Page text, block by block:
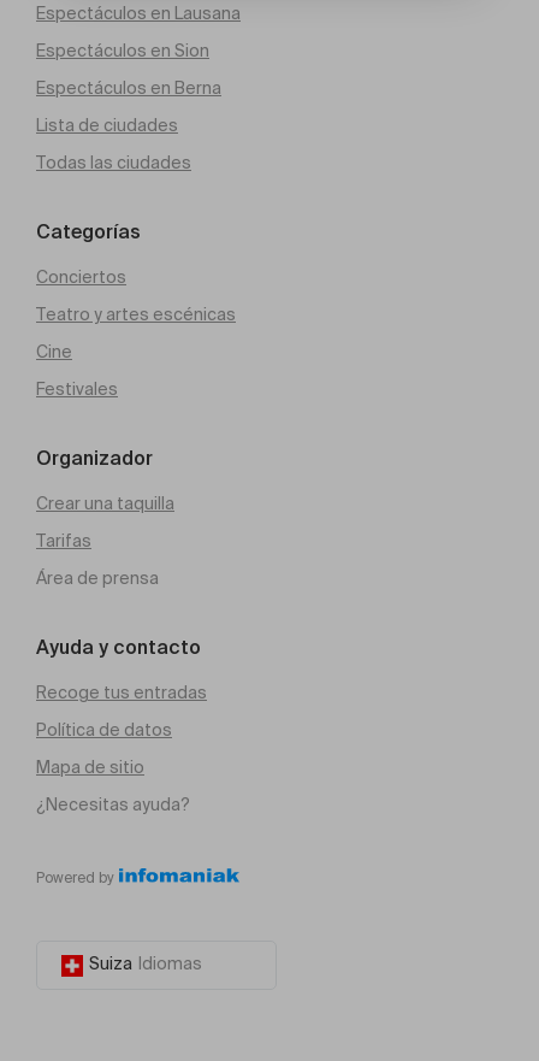
Espectáculos en Lausana
Espectáculos en Sion
Espectáculos en Berna
Lista de ciudades
Todas las ciudades
Categorías
Conciertos
Teatro y artes escénicas
Cine
Festivales
Organizador
Crear una taquilla
Tarifas
Área de prensa
Ayuda y contacto
Recoge tus entradas
Política de datos
Mapa de sitio
¿Necesitas ayuda?
Powered by
Suiza Idiomas